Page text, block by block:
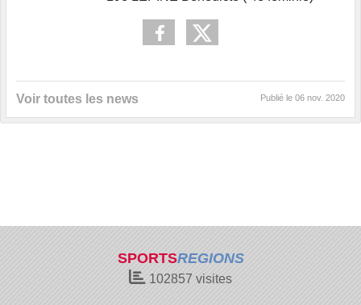
Voir toutes les news Publié le 06 nov. 2020
SPORTSREGIONS
102857 visites